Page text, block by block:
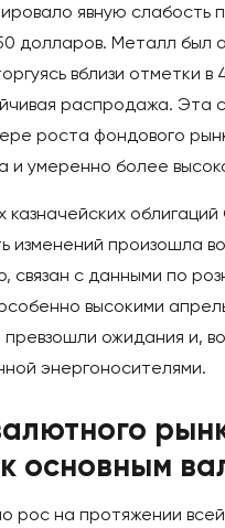
явную слабость
долларов. Металл был
вблизи отметки
распродажа. Эта
роста фондового
умеренно более
казначейских
изменений произошла
связан с данными по
высокими
ожидания и,
энергоносителями.
основным
на протяжении всей